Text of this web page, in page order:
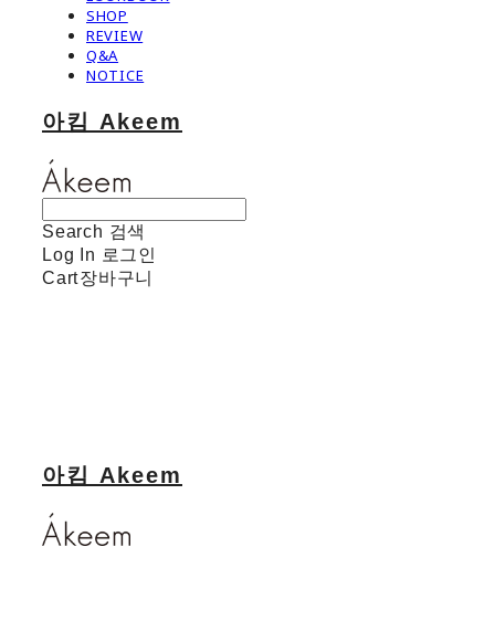
SHOP
REVIEW
Q&A
NOTICE
아킴 Akeem
Search 검색
Log In 로그인
Cart장바구니
아킴 Akeem